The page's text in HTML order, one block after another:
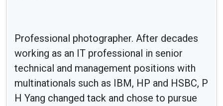
Professional photographer. After decades
working as an IT professional in senior
technical and management positions with
multinationals such as IBM, HP and HSBC, P
H Yang changed tack and chose to pursue